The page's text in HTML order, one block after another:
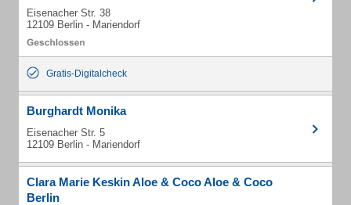
Eisenacher Str. 38
12109 Berlin - Mariendorf
Gratis-Digitalcheck
Burghardt Monika
Eisenacher Str. 5
12109 Berlin - Mariendorf
Clara Marie Keskin Aloe & Coco Aloe & Coco
Berlin